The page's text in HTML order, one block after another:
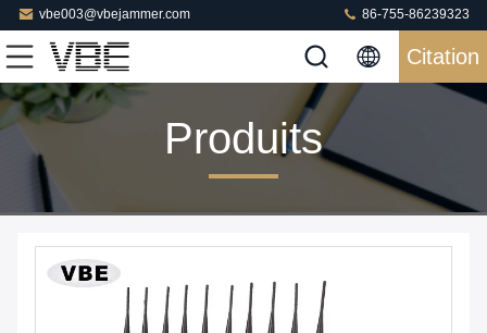
vbe003@vbejammer.com 86-755-86239323
Citation
Produits